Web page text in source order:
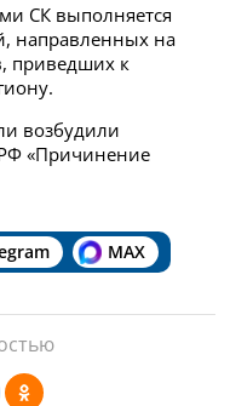
СК выполняется
направленных на
приведших к
возбудили
«Причинение
MAX